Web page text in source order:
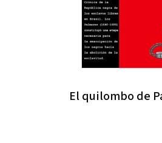
El quilombo de